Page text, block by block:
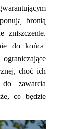
bronią
zniszczenie.
do końca.
choć ich
zawarcia
co będzie